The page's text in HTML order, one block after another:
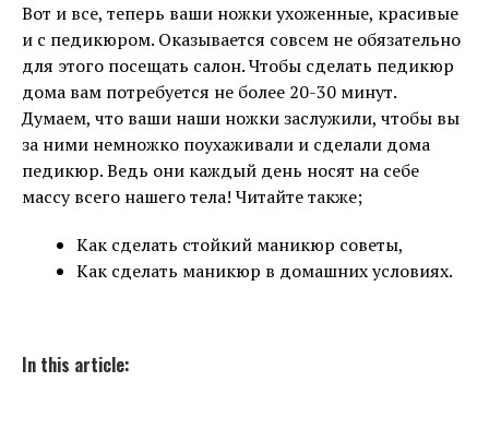
Вот и все, теперь ваши ножки ухоженные, красивые
и с педикюром. Оказывается совсем не обязательно
для этого посещать салон. Чтобы сделать педикюр
дома вам потребуется не более 20-30 минут.
Думаем, что ваши наши ножки заслужили, чтобы вы
за ними немножко поухаживали и сделали дома
педикюр. Ведь они каждый день носят на себе
массу всего нашего тела! Читайте также;
Как сделать стойкий маникюр советы,
Как сделать маникюр в домашних условиях.
In this article: